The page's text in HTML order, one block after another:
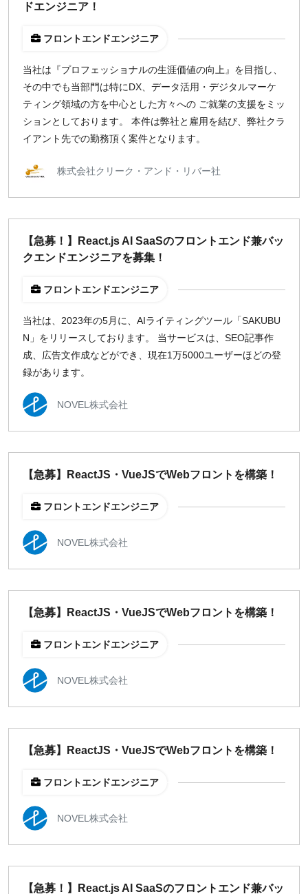
ドエンジニア！
フロントエンドエンジニア
当社は『プロフェッショナルの生涯価値の向上』を目指し、
その中でも当部門は特にDX、データ活用・デジタルマーケ
ティング領域の方を中心とした方々への ご就業の支援をミッ
ションとしております。 本件は弊社と雇用を結び、弊社クラ
イアント先での勤務頂く案件となります。
株式会社クリーク・アンド・リバー社
【急募！】React.js AI SaaSのフロントエンド兼バッ
クエンドエンジニアを募集！
フロントエンドエンジニア
当社は、2023年の5月に、AIライティングツール「SAKUBU
N」をリリースしております。 当サービスは、SEO記事作
成、広告文作成などができ、現在1万5000ユーザーほどの登
録があります。
NOVEL株式会社
【急募】ReactJS・VueJSでWebフロントを構築！
フロントエンドエンジニア
NOVEL株式会社
【急募】ReactJS・VueJSでWebフロントを構築！
フロントエンドエンジニア
NOVEL株式会社
【急募】ReactJS・VueJSでWebフロントを構築！
フロントエンドエンジニア
NOVEL株式会社
【急募！】React.js AI SaaSのフロントエンド兼バッ